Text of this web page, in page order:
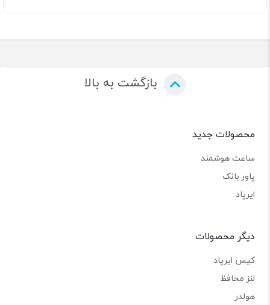
بازگشت به بالا
محصولات جدید
ساعت هوشمند
پاور بانک
ایرپاد
دیگر محصولات
کیس ایرپاد
لنز محافظ
هولدر